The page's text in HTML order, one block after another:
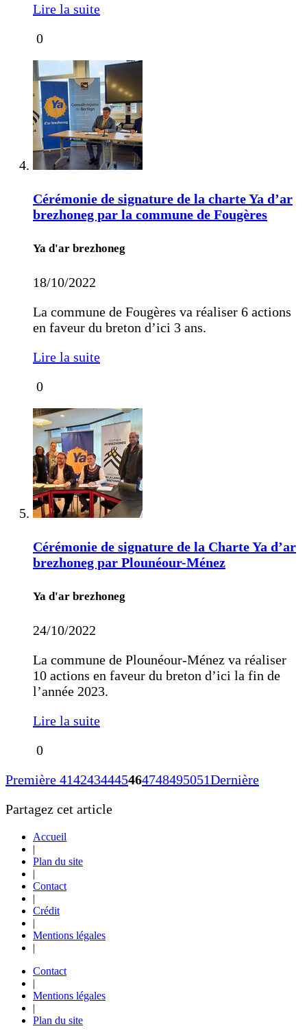
Lire la suite
0
Cérémonie de signature de la charte Ya d’ar
brezhoneg par la commune de Fougères
Ya d'ar brezhoneg
18/10/2022
La commune de Fougères va réaliser 6 actions
en faveur du breton d’ici 3 ans.
Lire la suite
0
Cérémonie de signature de la Charte Ya d’ar
brezhoneg par Plounéour-Ménez
Ya d'ar brezhoneg
24/10/2022
La commune de Plounéour-Ménez va réaliser
10 actions en faveur du breton d’ici la fin de
l’année 2023.
Lire la suite
0
Première 4142434445464748495051Dernière
Partagez cet article
Accueil
|
Plan du site
|
Contact
|
Crédit
|
Mentions légales
|
Contact
|
Mentions légales
|
Plan du site